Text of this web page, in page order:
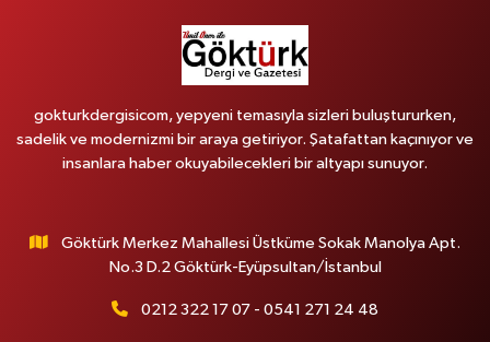
gokturkdergisicom, yepyeni temasıyla sizleri buluştururken,
sadelik ve modernizmi bir araya getiriyor. Şatafattan kaçınıyor ve
insanlara haber okuyabilecekleri bir altyapı sunuyor.
Göktürk Merkez Mahallesi Üstküme Sokak Manolya Apt.
No.3 D.2 Göktürk-Eyüpsultan/İstanbul
0212 322 17 07 - 0541 271 24 48